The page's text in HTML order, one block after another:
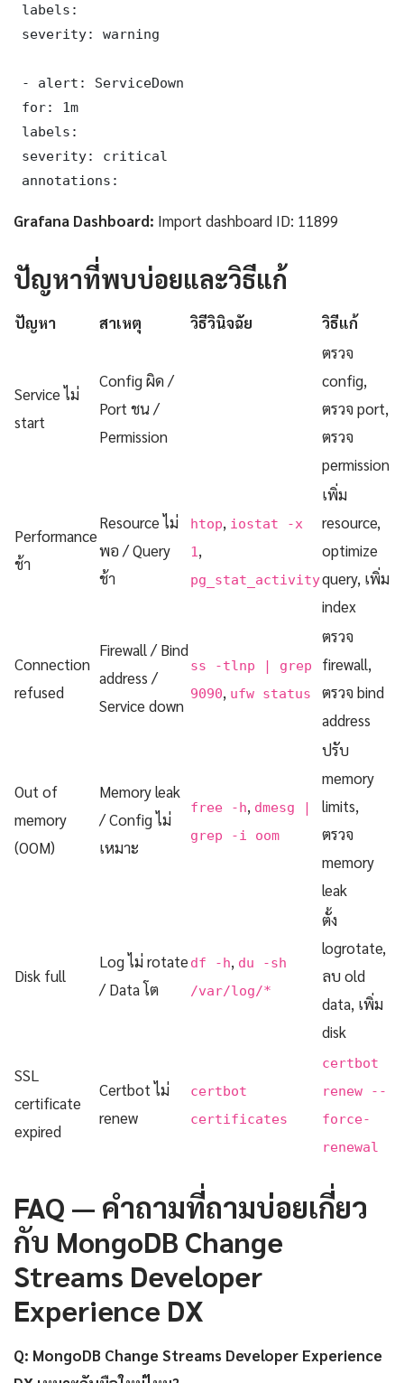
labels:
severity: warning
- alert: ServiceDown
for: 1m
labels:
severity: critical
annotations:
Grafana Dashboard: Import dashboard ID: 11899
ปัญหาที่พบบ่อยและวิธีแก้
ปัญหา สาเหตุ วิธีวินิจฉัย วิธีแก้
Service ไม่
start
Config ผิด /
Port ชน /
Permission
ตรวจ
config,
ตรวจ port,
ตรวจ
permission
Performance
ช้า
Resource ไม่
พอ / Query
ช้า
htop, iostat -x
1 ,
pg_stat_activity
เพิ่ม
resource,
optimize
query, เพิ่ม
index
Connection
refused
Firewall / Bind
address /
Service down
ss -tlnp | grep
9090, ufw status
ตรวจ
firewall,
ตรวจ bind
address
Out of
memory
(OOM)
Memory leak
/ Config ไม่
เหมาะ
free -h, dmesg |
grep -i oom
ปรับ
memory
limits,
ตรวจ
memory
leak
Disk full
Log ไม่ rotate
/ Data โต
df -h, du -sh
/var/log/*
ตั้ง
logrotate,
ลบ old
data, เพิ่ม
disk
SSL
certificate
expired
Certbot ไม่
renew
certbot
certificates
certbot
renew --
force-
renewal
FAQ — คำถามที่ถามบ่อยเกี่ยว
กับ MongoDB Change
Streams Developer
Experience DX
Q: MongoDB Change Streams Developer Experience